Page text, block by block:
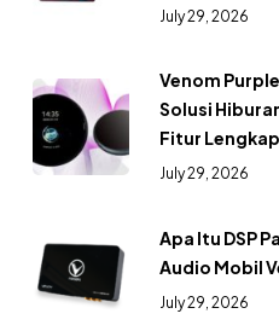
July 29, 2026
Venom
Solusi
Fitur Lengkap
July 29, 2026
Apa Itu DSP
Audio Mobil
July 29, 2026